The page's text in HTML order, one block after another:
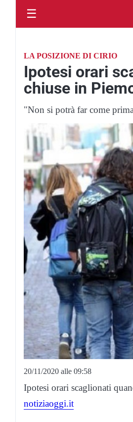
☰
LA POSIZIONE DI CIRIO
Ipotesi orari
chiuse in
"Non si potrà far come
20/11/2020 alle 09:58
Ipotesi orari scaglionati
notiziaoggi.it